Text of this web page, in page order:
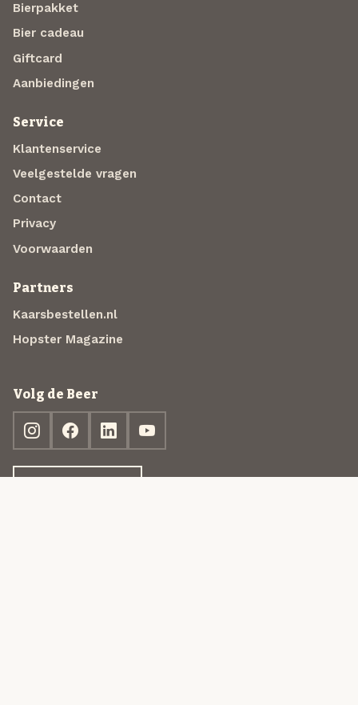
Bierpakket
Bier cadeau
Giftcard
Aanbiedingen
Service
Klantenservice
Veelgestelde vragen
Contact
Privacy
Voorwaarden
Partners
Kaarsbestellen.nl
Hopster Magazine
Volg de Beer